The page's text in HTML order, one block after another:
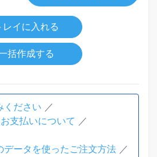
レイに入れる
括作成する
ください
お支払いについて
データを使ったご注文方法